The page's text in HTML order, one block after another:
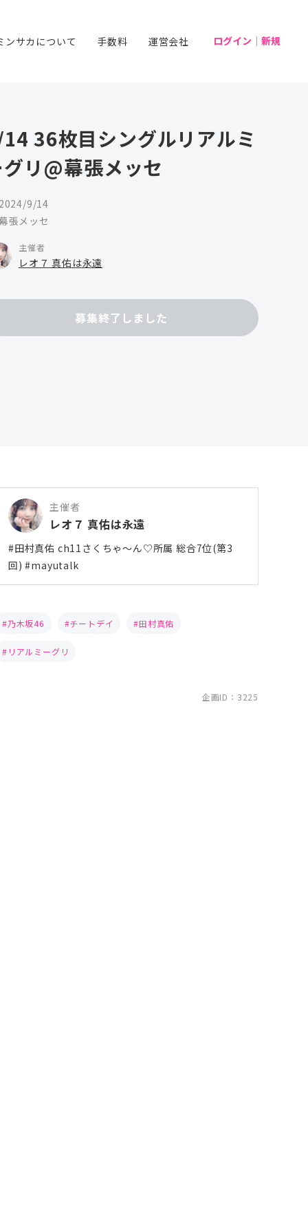
ンサカについて 手数料 運営会社 ログイン｜新規
36枚目シングルリアルミ
リ@幕張メッセ
9/14
張メッセ
主催者
レオ７ 真佑は永遠
募集終了しました
主催者
レオ７ 真佑は永遠
#田村真佑 ch11さくちゃ〜ん♡所属 総合7位(第3
回) #mayutalk
乃木坂46 チートデイ 田村真佑
リアルミーグリ
企画ID：3225